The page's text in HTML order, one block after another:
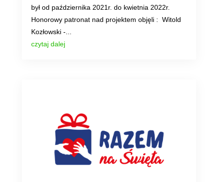
był od października 2021r. do kwietnia 2022r.
Honorowy patronat nad projektem objęli : Witold
Kozłowski -...
czytaj dalej